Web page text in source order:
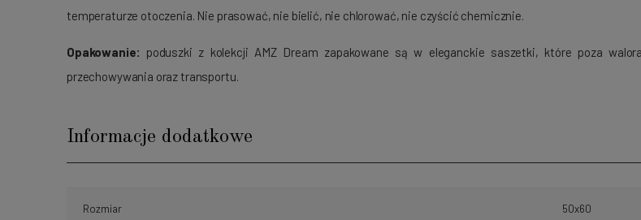
temperaturze otoczenia. Nie prasować, nie bielić, nie chlorować, nie czyścić chemicznie.
Opakowanie: poduszki z kolekcji AMZ Dream zapakowane są w eleganckie saszetki, które poza
przechowywania oraz transportu.
Informacje dodatkowe
Rozmiar 50x60